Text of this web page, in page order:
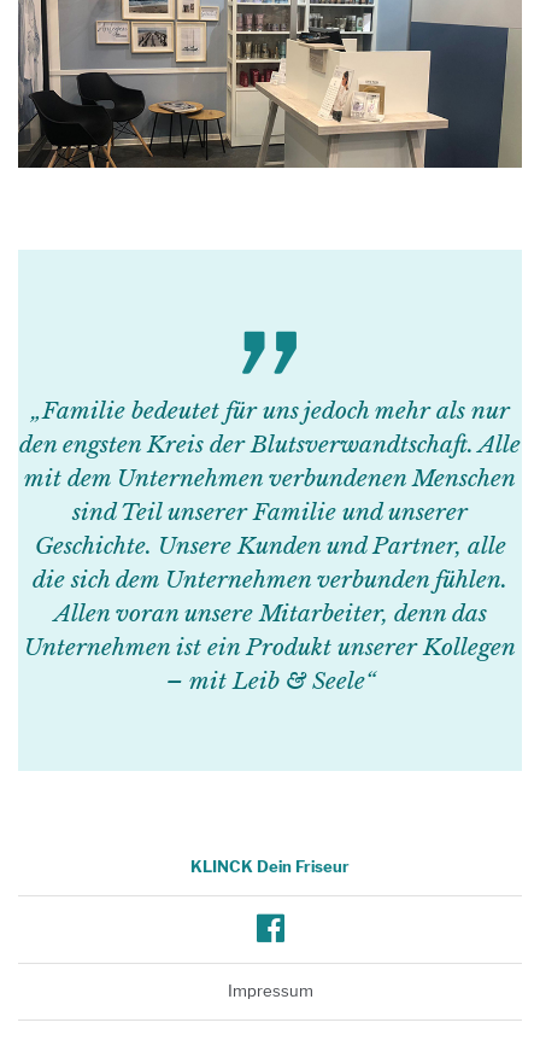
„Familie bedeutet für uns jedoch mehr als nur
den engsten Kreis der Blutsverwandtschaft. Alle
mit dem Unternehmen verbundenen Menschen
sind Teil unserer Familie und unserer
Geschichte. Unsere Kunden und Partner, alle
die sich dem Unternehmen verbunden fühlen.
Allen voran unsere Mitarbeiter, denn das
Unternehmen ist ein Produkt unserer Kollegen
– mit Leib & Seele“
KLINCK Dein Friseur
Impressum